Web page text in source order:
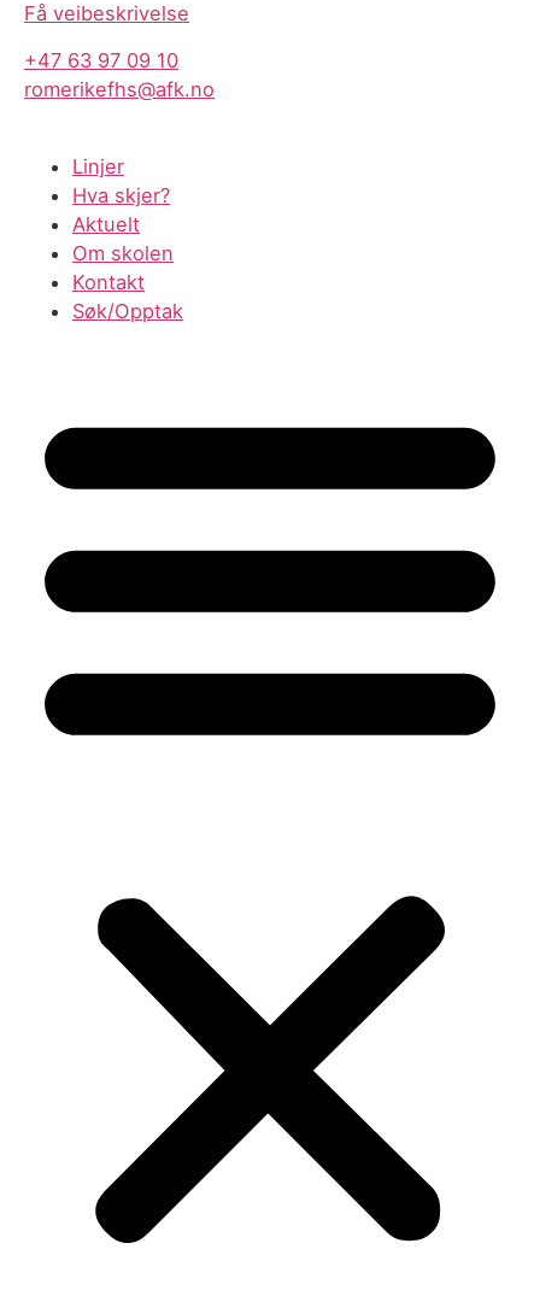
Få veibeskrivelse
+47 63 97 09 10
romerikefhs@afk.no
Linjer
Hva skjer?
Aktuelt
Om skolen
Kontakt
Søk/Opptak